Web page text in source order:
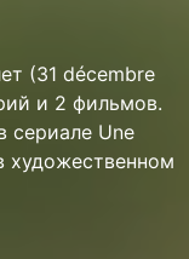
(31 décembre
и 2 фильмов.
сериале Une
художественном